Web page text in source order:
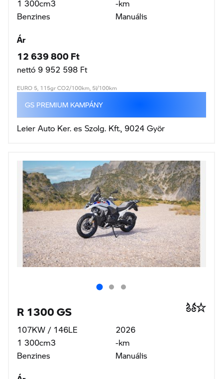
EURO 5, 115gr CO2/100km, 5l/100km
Leier Auto Ker. es Szolg. Kft., 9024 Györ
R 1300 GS
107KW / 146LE
1 300cm3
Benzines
2026
-km
Manuális
Ár
GS PREMIUM KAMPÁNY
Full-Gas Kft., 8630 Balatonboglár